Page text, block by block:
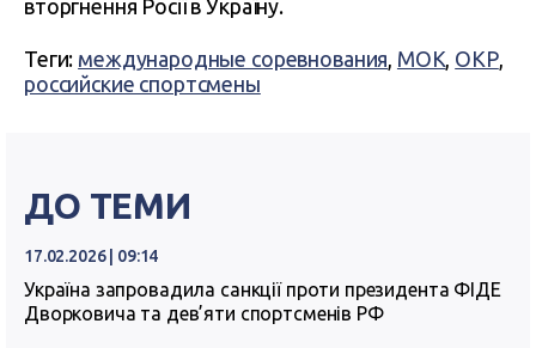
вторгнення Росії в Україну.
Теги: международные соревнования, МОК, ОКР,
российские спортсмены
ДО ТЕМИ
17.02.2026 | 09:14
Україна запровадила санкції проти президента ФІДЕ
Дворковича та дев’яти спортсменів РФ